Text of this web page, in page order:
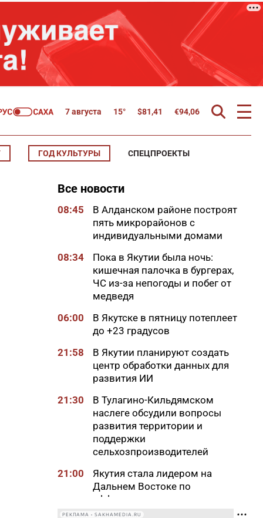
7 августа 15° $81,41 €94,06
ГОД КУЛЬТУРЫ СПЕЦПРОЕКТЫ
Все новости
08:45
В Алданском районе построят
пять микрорайонов с
индивидуальными домами
08:34
Пока в Якутии была ночь:
кишечная палочка в бургерах,
ЧС из-за непогоды и побег от
медведя
06:00
В Якутске в пятницу потеплеет
до +23 градусов
21:58
В Якутии планируют создать
центр обработки данных для
развития ИИ
21:30
В Тулагино-Кильдямском
наслеге обсудили вопросы
развития территории и
поддержки
сельхозпроизводителей
21:00
Якутия стала лидером на
Дальнем Востоке по
эффективности управления
охраной труда
РЕКЛАМА • SAKHAMEDIA.RU